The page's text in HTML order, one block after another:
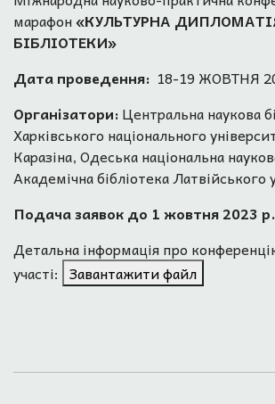
марафон«КУЛЬТУРНА
БІБЛІОТЕКИ»
Дата проведення: 18-19 ЖОВТНЯ
Організатори:Центральна наукова
Харківського національного
Каразіна, Одеська національна
Академічна бібліотека Латвійського
Подача заявок до 1 жовтня 2023 р.
Детальна інформація про
участі: Завантажити файл